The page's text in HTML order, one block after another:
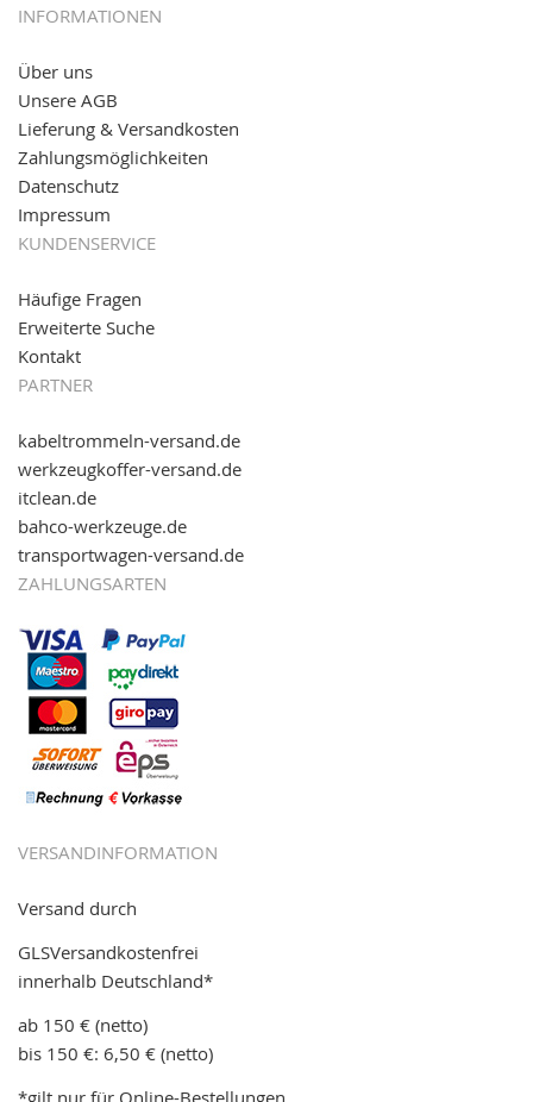
05.09.2016: NEUE Topseller bei
11.08.2016: Gerade entsteht unser "neuer"
Partnershop
Online-Shop für einfaches Transportieren. Einfach
reinschauen...
INFORMATIONEN
Über uns
Unsere AGB
Lieferung & Versandkosten
Zahlungsmöglichkeiten
Datenschutz
Impressum
KUNDENSERVICE
Häufige Fragen
Erweiterte Suche
Kontakt
PARTNER
kabeltrommeln-versand.de
werkzeugkoffer-versand.de
itclean.de
bahco-werkzeuge.de
transportwagen-versand.de
ZAHLUNGSARTEN
VERSANDINFORMATION
Versand durch
GLSVersandkostenfrei
innerhalb Deutschland*
ab 150 € (netto)
bis 150 €: 6,50 € (netto)